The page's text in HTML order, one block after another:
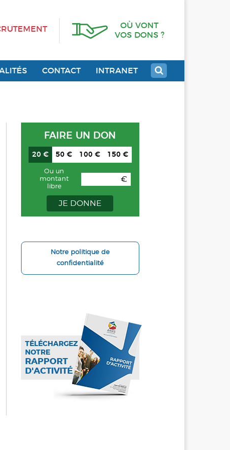
OÙ VONT
VOS DONS ?
CONTACT INTRANET
FAIRE UN DON
20 € 50 € 100 € 150 €
Ou un
montant
libre
€
JE DONNE
Notre politique de
confidentialité
TÉLÉCHARGEZ
NOTRE
RAPPORT
D'ACTIVITÉ